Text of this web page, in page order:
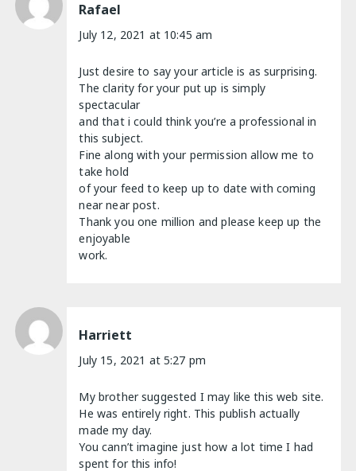
Rafael
July 12, 2021 at 10:45 am
Just desire to say your article is as surprising.
The clarity for your put up is simply
spectacular
and that i could think you’re a professional in
this subject.
Fine along with your permission allow me to
take hold
of your feed to keep up to date with coming
near near post.
Thank you one million and please keep up the
enjoyable
work.
Harriett
July 15, 2021 at 5:27 pm
My brother suggested I may like this web site.
He was entirely right. This publish actually
made my day.
You cann’t imagine just how a lot time I had
spent for this info!